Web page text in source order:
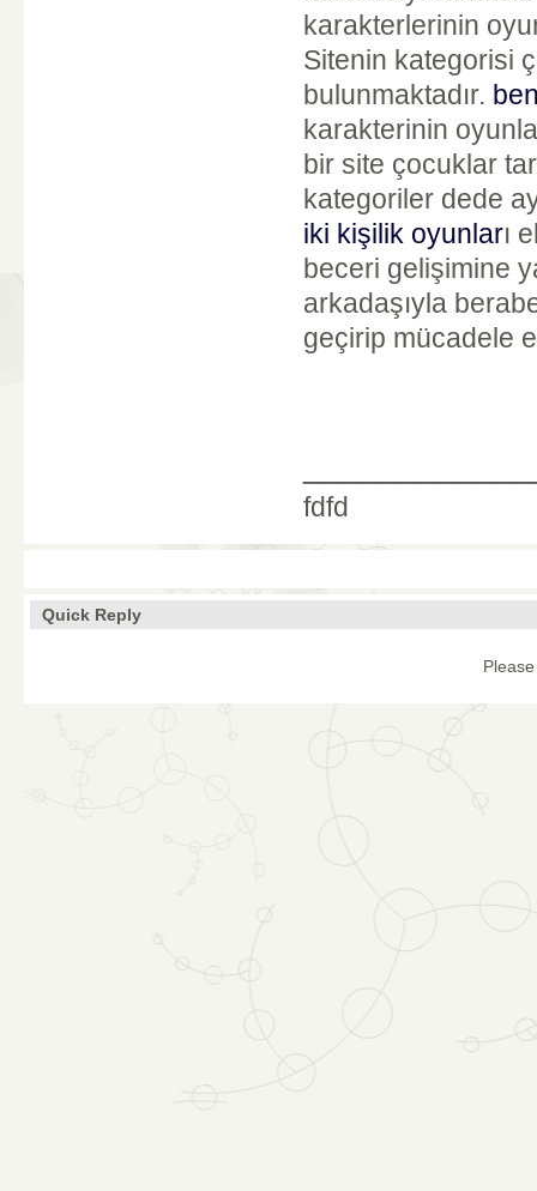
karakterlerinin
Sitenin kategorisi
bulunmaktadır.
karakterinin
bir site çocuklar
kategoriler dede
iki kişilik oyunları
beceri gelişimine
arkadaşıyla
geçirip mücadele
fdfd
Quick Reply